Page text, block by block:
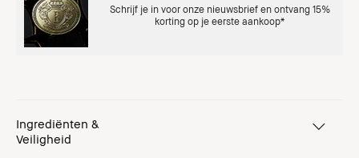
Schrijf je in voor onze nieuwsbrief en ontvang 15%
korting op je eerste aankoop*
Ingrediënten &
Veiligheid